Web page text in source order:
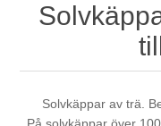
Solvkäppar av trä.